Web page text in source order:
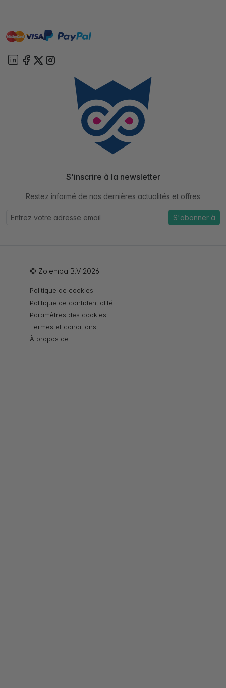
mastervisa paypal
S'inscrire à la newsletter
Restez informé de nos dernières actualités et offres
S'abonner à
© Zolemba B.V 2026
Politique de cookies
Politique de confidentialité
Paramètres des cookies
Termes et conditions
À propos de